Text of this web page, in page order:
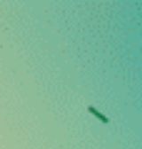
no seu primeiro